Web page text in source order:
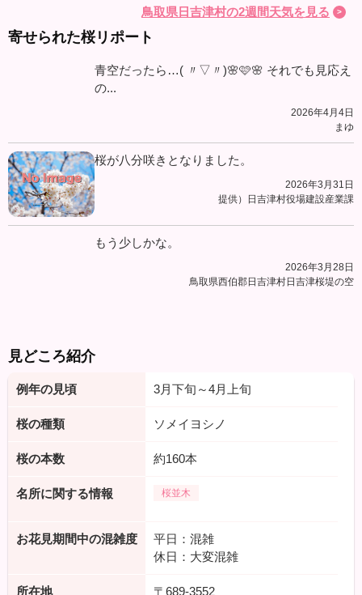
鳥取県日吉津村の2週間天気を見る
寄せられた桜リポート
青空だったら…( 〃▽〃)🌸🩷🌸 それでも見応え
の...
2026年4月4日
まゆ
桜が八分咲きとなりました。
2026年3月31日
提供）日吉津村役場建設産業課
もう少しかな。
2026年3月28日
鳥取県西伯郡日吉津村日吉津桜堤の空
見どころ紹介
例年の見頃 3月下旬～4月上旬
桜の種類 ソメイヨシノ
桜の本数 約160本
名所に関する情報 桜並木
お花見期間中の混雑度
平日：混雑
休日：大変混雑
所在地 〒689-3552